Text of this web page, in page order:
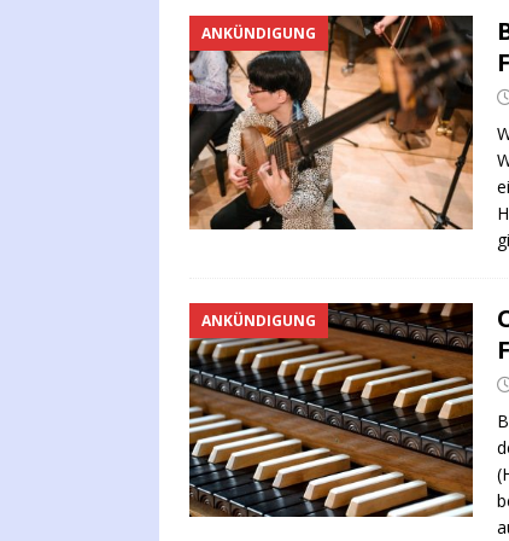
ANKÜNDIGUNG
ANKÜNDIGUNG